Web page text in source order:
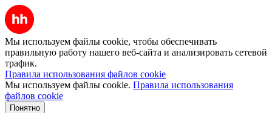
Мы используем файлы cookie, чтобы обеспечивать
правильную работу нашего веб-сайта и анализировать сетевой
трафик.
Правила использования файлов cookie
Мы используем файлы cookie. Правила использования
файлов cookie
Понятно